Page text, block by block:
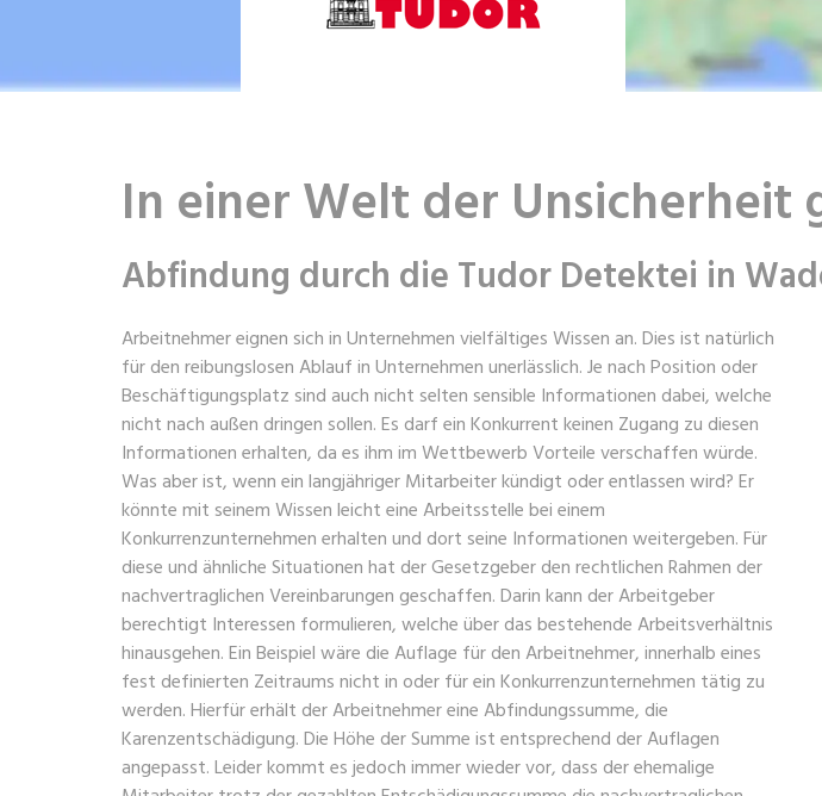
In einer Welt der Unsicherheit
Abfindung durch die Tudor Detektei in
Arbeitnehmer eignen sich in Unternehmen vielfältiges Wissen an. Dies ist natürlich
für den reibungslosen Ablauf in Unternehmen unerlässlich. Je nach Position oder
Beschäftigungsplatz sind auch nicht selten sensible Informationen dabei, welche
nicht nach außen dringen sollen. Es darf ein Konkurrent keinen Zugang zu diesen
Informationen erhalten, da es ihm im Wettbewerb Vorteile verschaffen würde.
Was aber ist, wenn ein langjähriger Mitarbeiter kündigt oder entlassen wird? Er
könnte mit seinem Wissen leicht eine Arbeitsstelle bei einem
Konkurrenzunternehmen erhalten und dort seine Informationen weitergeben. Für
diese und ähnliche Situationen hat der Gesetzgeber den rechtlichen Rahmen der
nachvertraglichen Vereinbarungen geschaffen. Darin kann der Arbeitgeber
berechtigt Interessen formulieren, welche über das bestehende Arbeitsverhältnis
hinausgehen. Ein Beispiel wäre die Auflage für den Arbeitnehmer, innerhalb eines
fest definierten Zeitraums nicht in oder für ein Konkurrenzunternehmen tätig zu
werden. Hierfür erhält der Arbeitnehmer eine Abfindungssumme, die
Karenzentschädigung. Die Höhe der Summe ist entsprechend der Auflagen
angepasst. Leider kommt es jedoch immer wieder vor, dass der ehemalige